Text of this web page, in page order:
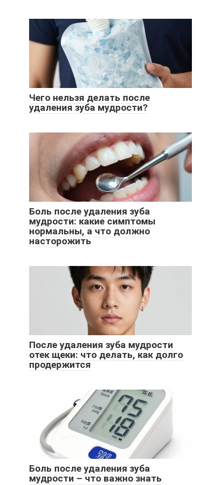
Чего нельзя делать после
удаления зуба мудрости?
Боль после удаления зуба
мудрости: какие симптомы
нормальны, а что должно
насторожить
После удаления зуба мудрости
отек щеки: что делать, как долго
продержится
Боль после удаления зуба
мудрости – что важно знать